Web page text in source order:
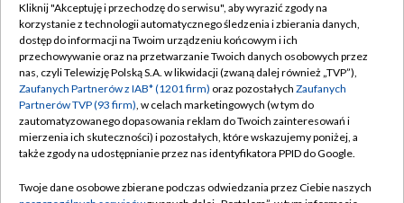
Abonament TVP
Sklep TVP
Biuro Reklamy
Oferta Handlowa
Telegazeta ogłoszenia
Regulamin TVP
Polityka prywatności
Moje zgody
Biuro reklamy
Kontakt
Kanały
Kliknij "Akceptuję i przechodzę do serwisu", aby wyrazić zgody na
korzystanie z technologii automatycznego śledzenia i zbierania danych,
dostęp do informacji na Twoim urządzeniu końcowym i ich
przechowywanie oraz na przetwarzanie Twoich danych osobowych przez
nas, czyli Telewizję Polską S.A. w likwidacji (zwaną dalej również „TVP”),
Zaufanych Partnerów z IAB* (1201 firm) oraz pozostałych Zaufanych
Partnerów TVP (93 firm), w celach marketingowych (w tym do
zautomatyzowanego dopasowania reklam do Twoich zainteresowań i
mierzenia ich skuteczności) i pozostałych, które wskazujemy poniżej, a
także zgody na udostępnianie przez nas identyfikatora PPID do Google.
Twoje dane osobowe zbierane podczas odwiedzania przez Ciebie naszych